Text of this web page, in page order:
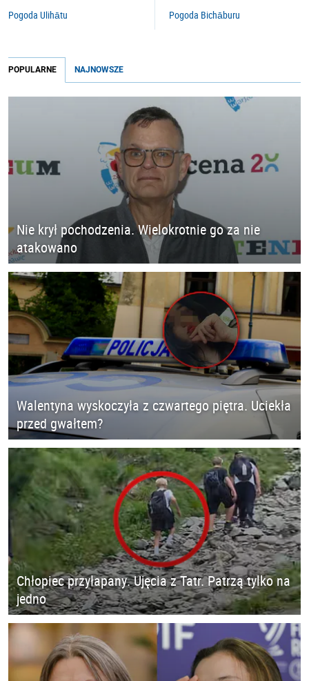
Pogoda Ulihātu Pogoda Bichāburu
POPULARNE NAJNOWSZE
Nie krył pochodzenia. Wielokrotnie go za nie
atakowano
Walentyna wyskoczyła z czwartego piętra. Uciekła
przed gwałtem?
Chłopiec przyłapany. Ujęcia z Tatr. Patrzą tylko na
jedno